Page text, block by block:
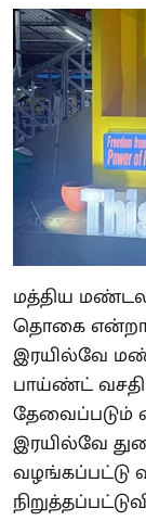
மத்திய
தொகை
இரயில்வே
பாய்ண்ட்
தேவைப்படும்
இரயில்வே
வழங்கப்பட்டு